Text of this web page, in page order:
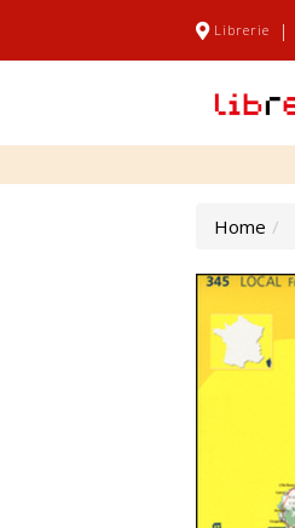
Librerie |
Home